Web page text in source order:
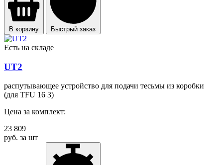
В корзину Быстрый заказ
Есть на складе
UT2
распутывающее устройство для подачи тесьмы из коробки
(для TFU 16 3)
Цена за комплект:
23 809
руб. за шт